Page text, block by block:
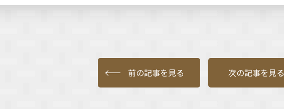
前の記事を見る 次の記事を見る